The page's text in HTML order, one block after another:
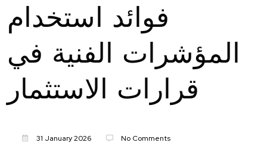
فوائد استخدام
المؤشرات الفنية في
قرارات الاستثمار
31 January 2026 No Comments